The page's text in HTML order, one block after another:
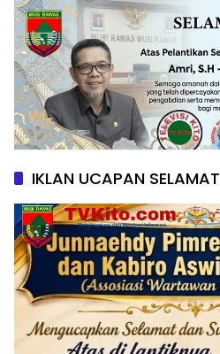
IKLAN UCAPAN SELAMAT